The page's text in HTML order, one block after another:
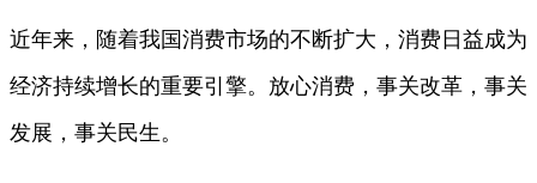
近年来，随着我国消费市场的不断扩大，消费日益成为
经济持续增长的重要引擎。放心消费，事关改革，事关
发展，事关民生。